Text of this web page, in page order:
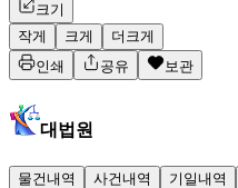
크기
작게
크게
더크게
인쇄
공유 보관
대법원
물건내역 사건내역 기일내역